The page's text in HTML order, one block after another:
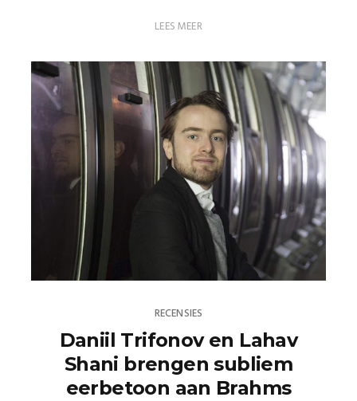
LEES MEER
RECENSIES
Daniil Trifonov en Lahav
Shani brengen subliem
eerbetoon aan Brahms